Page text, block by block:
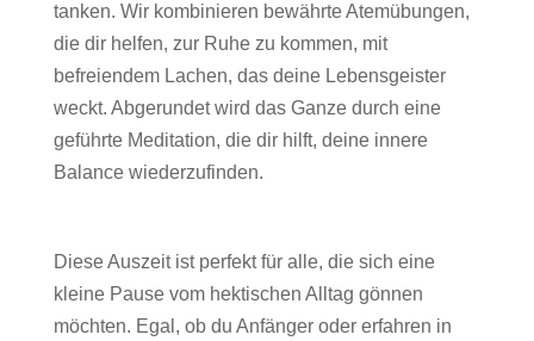
tanken. Wir kombinieren bewährte Atemübungen,
die dir helfen, zur Ruhe zu kommen, mit
befreiendem Lachen, das deine Lebensgeister
weckt. Abgerundet wird das Ganze durch eine
geführte Meditation, die dir hilft, deine innere
Balance wiederzufinden.
Diese Auszeit ist perfekt für alle, die sich eine
kleine Pause vom hektischen Alltag gönnen
möchten. Egal, ob du Anfänger oder erfahren in